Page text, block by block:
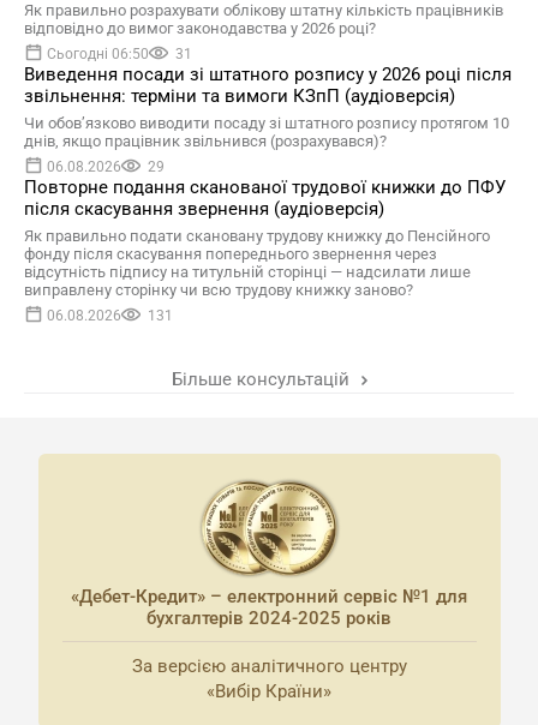
Як правильно розрахувати облікову штатну кількість працівників
відповідно до вимог законодавства у 2026 році?
Сьогодні 06:50 31
Виведення посади зі штатного розпису у 2026 році після
звільнення: терміни та вимоги КЗпП (аудіоверсія)
Чи обов’язково виводити посаду зі штатного розпису протягом 10
днів, якщо працівник звільнився (розрахувався)?
06.08.2026 29
Повторне подання сканованої трудової книжки до ПФУ
після скасування звернення (аудіоверсія)
Як правильно подати скановану трудову книжку до Пенсійного
фонду після скасування попереднього звернення через
відсутність підпису на титульній сторінці — надсилати лише
виправлену сторінку чи всю трудову книжку заново?
06.08.2026 131
Більше консультацій
«Дебет-Кредит» – електронний сервіс №1 для
бухгалтерів 2024-2025 років
За версією аналітичного центру
«Вибір Країни»